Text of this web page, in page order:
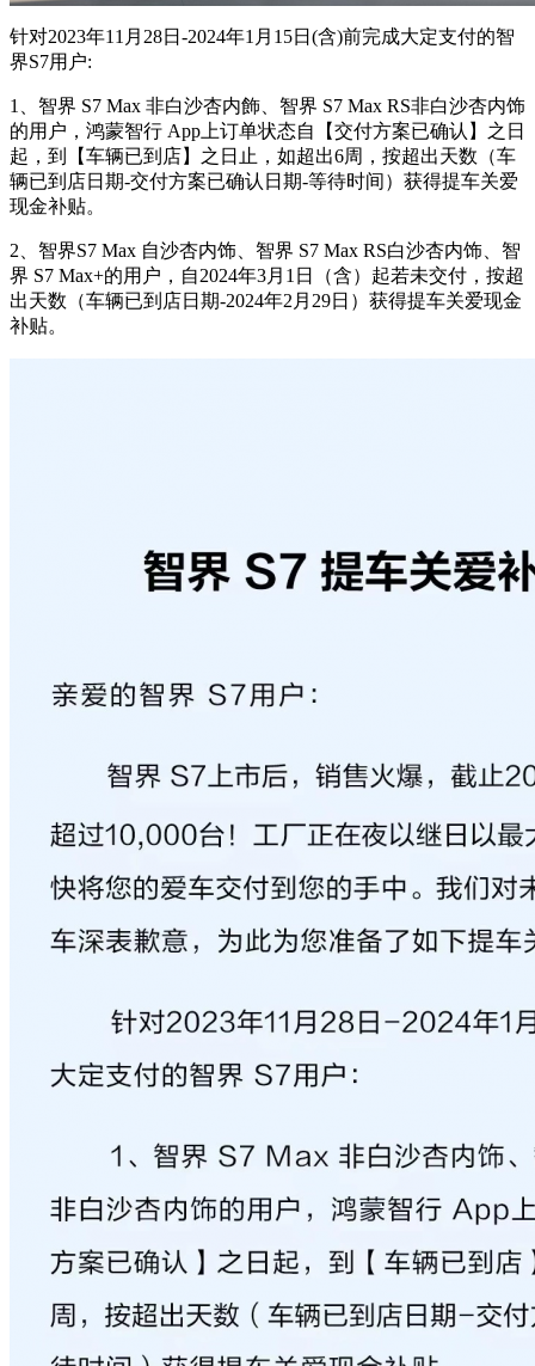
针对2023年11月28日-2024年1月15日(含)前完成大定支付的智
界S7用户:
1、智界 S7 Max 非白沙杏内飾、智界 S7 Max RS非白沙杏内饰
的用户，鸿蒙智行 App上订单状态自【交付方案已确认】之日
起，到【车辆已到店】之日止，如超出6周，按超出天数（车
辆已到店日期-交付方案已确认日期-等待时间）获得提车关爱
现金补贴。
2、智界S7 Max 自沙杏内饰、智界 S7 Max RS白沙杏内饰、智
界 S7 Max+的用户，自2024年3月1日（含）起若未交付，按超
出天数（车辆已到店日期-2024年2月29日）获得提车关爱现金
补贴。